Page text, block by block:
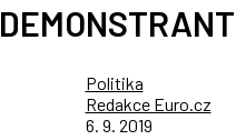
Politika
Redakce Euro.cz
6. 9. 2019